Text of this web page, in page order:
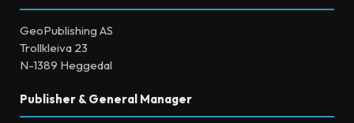
GeoPublishing AS
Trollkleiva 23
N-1389 Heggedal
Publisher & General Manager